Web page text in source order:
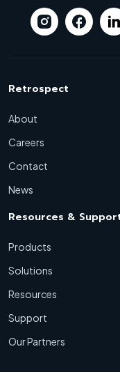
Retrospect
About
Careers
Contact
News
Resources &
Products
Solutions
Resources
Support
Our Partners